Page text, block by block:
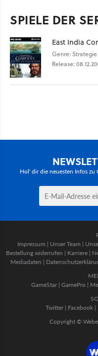
SPIELE DER
East India
Genre: Strategie
Release:
Hol' dir die neuesten Infos zu
Impressum | Unser Team |
Bestellung widerrufen | Karriere |
Mediadaten |
GameStar| GamePro |
Twitter | Facebook |
Copyright ©